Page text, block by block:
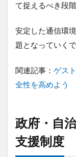
て捉えるべき段
安定した通信環
題となっていくで
関連記事： ゲス
全性を高めよう
政府・自
支援制度